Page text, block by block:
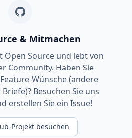
& Mitmachen
Open Source und lebt von
Community. Haben Sie
Wünsche (andere
Besuchen Sie uns
erstellen Sie ein Issue!
Projekt besuchen